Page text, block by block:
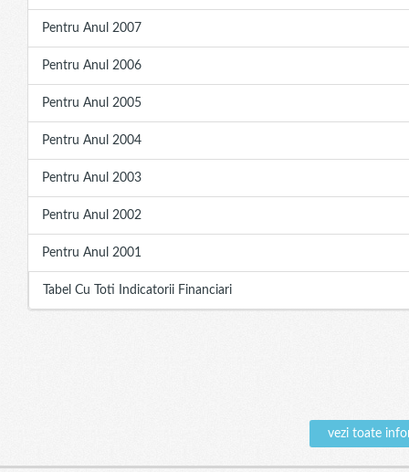
Pentru Anul 2007
Pentru Anul 2006
Pentru Anul 2005
Pentru Anul 2004
Pentru Anul 2003
Pentru Anul 2002
Pentru Anul 2001
Tabel Cu Toti Indicatorii Financiari
vezi toate